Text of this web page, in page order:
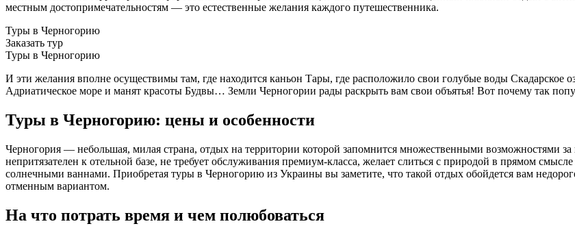
местным достопримечательностям — это естественные желания каждого путешественника.
Туры в Черногорию
Заказать тур
Туры в Черногорию
И эти желания вполне осуществимы там, где находится каньон Тары, где расположило свои голубые воды Скадарское
Адриатическое море и манят красоты Будвы… Земли Черногории рады раскрыть вам свои объятья! Вот почему так
Туры в Черногорию: цены и особенности
Черногория — небольшая, милая страна, отдых на территории которой запомнится множественными возможностями
непритязателен к отельной базе, не требует обслуживания премиум-класса, желает слиться с природой в прямом
солнечными ваннами. Приобретая туры в Черногорию из Украины вы заметите, что такой отдых обойдется вам
отменным вариантом.
На что потрать время и чем полюбоваться